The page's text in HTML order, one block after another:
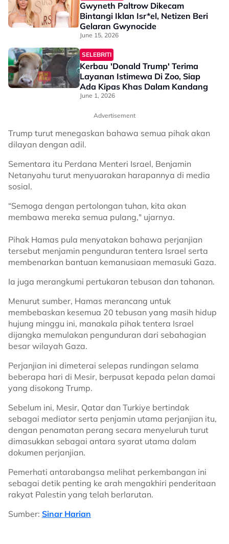
Gwyneth Paltrow Dikecam
Bintangi Iklan Isr*el, Netizen Beri
Gelaran Gwynocide
June 15, 2026
SELEBRITI
Kerbau 'Donald Trump' Terima
Layanan Istimewa Di Zoo, Siap
Ada Kipas Khas Dalam Kandang
June 1, 2026
Advertisement
Trump turut menegaskan bahawa semua pihak akan
dilayan dengan adil.
Sementara itu Perdana Menteri Israel, Benjamin
Netanyahu turut menyuarakan harapannya di media
sosial.
“Semoga dengan pertolongan tuhan, kita akan
membawa mereka semua pulang," ujarnya.
Pihak Hamas pula menyatakan bahawa perjanjian
tersebut menjamin pengunduran tentera Israel serta
membenarkan bantuan kemanusiaan memasuki Gaza.
Ia juga merangkumi pertukaran tebusan dan tahanan.
Menurut sumber, Hamas merancang untuk
membebaskan kesemua 20 tebusan yang masih hidup
hujung minggu ini, manakala pihak tentera Israel
dijangka memulakan pengunduran dari sebahagian
besar wilayah Gaza.
Perjanjian ini dimeterai selepas rundingan selama
beberapa hari di Mesir, berpusat kepada pelan damai
yang disokong Trump.
Sebelum ini, Mesir, Qatar dan Turkiye bertindak
sebagai mediator serta penjamin utama perjanjian itu,
dengan penamatan perang secara menyeluruh turut
dimasukkan sebagai antara syarat utama dalam
dokumen perjanjian.
Pemerhati antarabangsa melihat perkembangan ini
sebagai detik penting ke arah mengakhiri penderitaan
rakyat Palestin yang telah berlarutan.
Sumber: Sinar Harian